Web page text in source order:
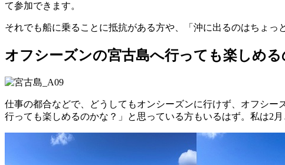
て参加できます。
それでも船に乗ることに抵抗がある方や、「沖に出るのはちょ
オフシーズンの宮古島へ行っても楽しめる
仕事の都合などで、どうしてもオンシーズンに行けず、オフシ
行っても楽しめるのかな？」と思っている方もいるはず。私は2